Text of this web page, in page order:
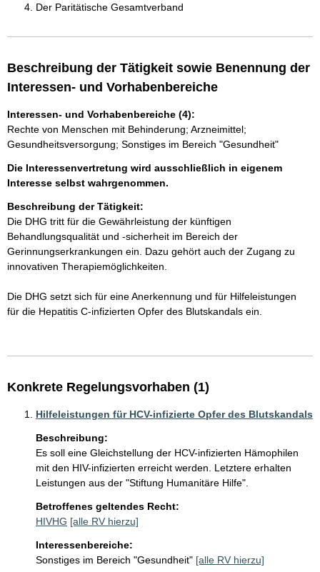
Der Paritätische Gesamtverband
Beschreibung der Tätigkeit sowie Benennung der
Interessen- und Vorhabenbereiche
Interessen- und Vorhabenbereiche (4):
Rechte von Menschen mit Behinderung; Arzneimittel;
Gesundheitsversorgung; Sonstiges im Bereich "Gesundheit"
Die Interessenvertretung wird ausschließlich in eigenem
Interesse selbst wahrgenommen.
Beschreibung der Tätigkeit:
Die DHG tritt für die Gewährleistung der künftigen
Behandlungsqualität und -sicherheit im Bereich der
Gerinnungserkrankungen ein. Dazu gehört auch der Zugang zu
innovativen Therapiemöglichkeiten.
Die DHG setzt sich für eine Anerkennung und für Hilfeleistungen
für die Hepatitis C-infizierten Opfer des Blutskandals ein.
Konkrete Regelungsvorhaben (1)
Hilfeleistungen für HCV-infizierte Opfer des Blutskandals
Beschreibung:
Es soll eine Gleichstellung der HCV-infizierten Hämophilen
mit den HIV-infizierten erreicht werden. Letztere erhalten
Leistungen aus der "Stiftung Humanitäre Hilfe".
Betroffenes geltendes Recht:
HIVHG [alle RV hierzu]
Interessenbereiche:
Sonstiges im Bereich "Gesundheit" [alle RV hierzu]